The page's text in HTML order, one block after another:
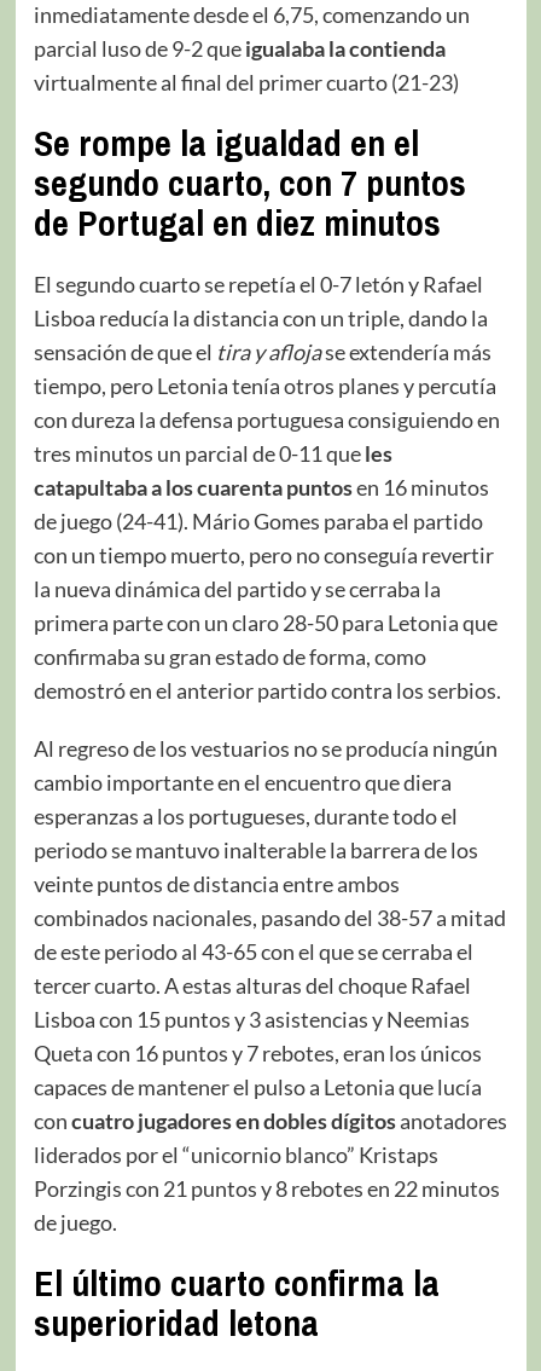
inmediatamente desde el 6,75, comenzando un
parcial luso de 9-2 queigualaba la contienda
virtualmente al final del primer cuarto (21-23)
Se rompe la igualdad en el
segundo cuarto, con 7 puntos
de Portugal en diez minutos
El segundo cuarto se repetía el 0-7 letón y Rafael
Lisboa reducía la distancia con un triple, dando la
sensación de que el tira y aflojase extendería más
tiempo, pero Letonia tenía otros planes y percutía
con dureza la defensa portuguesa consiguiendo en
tres minutos un parcial de 0-11 queles
catapultaba a los cuarenta puntosen 16 minutos
de juego (24-41). Mário Gomes paraba el partido
con un tiempo muerto, pero no conseguía revertir
la nueva dinámica del partido y se cerraba la
primera parte con un claro 28-50 para Letonia que
confirmaba su gran estado de forma, como
demostró en el anterior partido contra los serbios.
Al regreso de los vestuarios no se producía ningún
cambio importante en el encuentro que diera
esperanzas a los portugueses, durante todo el
periodo se mantuvo inalterable la barrera de los
veinte puntos de distancia entre ambos
combinados nacionales, pasando del 38-57 a mitad
de este periodo al 43-65 con el que se cerraba el
tercer cuarto. A estas alturas del choque Rafael
Lisboa con 15 puntos y 3 asistencias y Neemias
Queta con 16 puntos y 7 rebotes, eran los únicos
capaces de mantener el pulso a Letonia que lucía
concuatro jugadores en dobles dígitosanotadores
liderados por el “unicornio blanco” Kristaps
Porzingis con 21 puntos y 8 rebotes en 22 minutos
de juego.
El último cuarto confirma la
superioridad letona